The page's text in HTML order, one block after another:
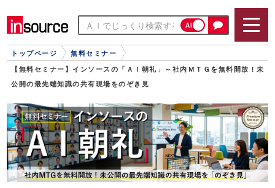
AI
トップページ 無料セミナー
【無料セミナー】インソースの「ＡＩ朝礼」～社内ＭＴＧを無料開放！未
公開の最先端知識の共有現場をのぞき見